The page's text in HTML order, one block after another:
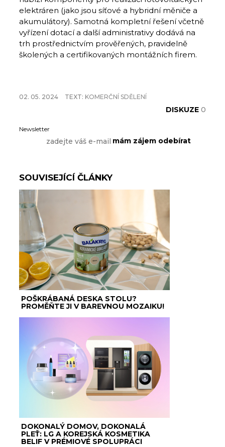
elektráren (jako jsou síťové a hybridní měniče a
akumulátory). Samotná kompletní řešení včetně
vyřízení dotací a další administrativy dodává na
trh prostřednictvím prověřených, pravidelně
školených a certifikovaných montážních firem.
02. 05. 2024 TEXT: KOMERČNÍ SDĚLENÍ
DISKUZE 0
Newsletter
SOUVISEJÍCÍ ČLÁNKY
POŠKRÁBANÁ DESKA STOLU?
PROMĚŇTE JI V BAREVNOU MOZAIKU!
DOKONALÝ DOMOV, DOKONALÁ
PLEŤ: LG A KOREJSKÁ KOSMETIKA
BELIF V PRÉMIOVÉ SPOLUPRÁCI